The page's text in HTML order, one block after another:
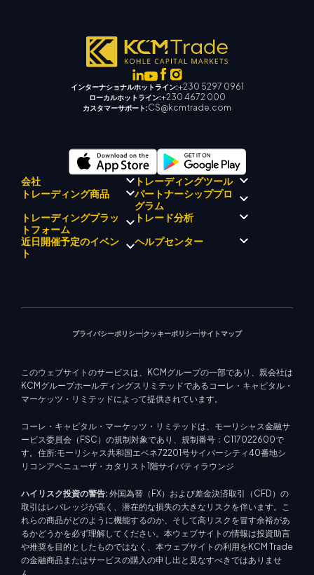
インターナショナルホットライン:+230 5297 0961
ローカルホットライン:+230 4672 000
カスタマーサポート:CS@kcmtrade.com
会社
KCMトレードについて
KCM トレードドリフトチーム
企業理念
企業ニュース
ビデオギャラリー
トレーディングツール
KCMトレード AI メンター
KCM トレードシグナルセンタ
ー
経済カレンダー
EA サポート (MT4)
トレーディング商品
外国為替
貴金属
エネルギー
株式インデックス
株式CFD
パートナーシッププロ
グラム
トレーディングプラッ
トフォーム
メタトレーダー 4
メタトレーダー 5
トレード分析
マーケットアナリストチーム
近日開催予定のイベン
ト
ヘルプセンター
プライバシーポリシークッキーポリシーサイトマップ
このウェブサイトのサービスは、KCMグループの一部であり、親会社は
KCMグループホールディングスリミテッドであるコーレ・キャピタル・
マーケッツ・リミテッドによって提供されています。
コーレ・キャピタル・マーケッツ・リミテッドは、モーリシャス金融サ
ービス委員会（FSC）の規制対象であり、規制番号：C117022600で
す。住所:モーリシャス共和国エベネ72201号サイバーシティ40番地シ
リコンアベニューザ・カタリスト1階サイバティラウンジ
ハイリスク投資の警告: 外国為替（FX）および差金決済取引（CFD）の
取引はレバレッジが高く、潜在的な損失の大きなリスクを伴います。こ
れらの商品がどのように機能するのか、そして高リスクを冒す余裕があ
るかどうかを必ず理解してください。本ウェブサイトの情報は投資助言
や推奨を目的としたものではなく、本ウェブサイトの利用をKCM Trade
の金融商品またはサービスの購入の申し出と見なすべきではありませ